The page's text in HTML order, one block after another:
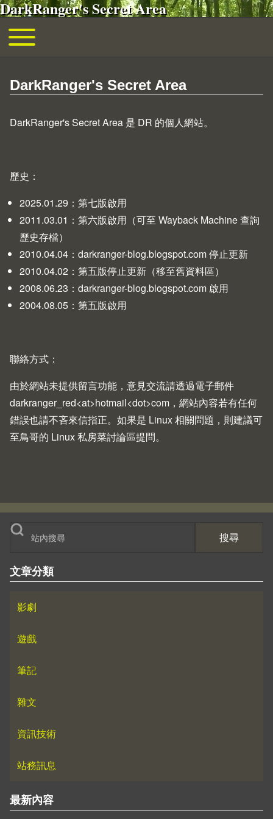
移至主內容
DarkRanger's Secret Area
主導覽
Toggle main menu
搜尋
文章分類
影劇
遊戲
筆記
雜文
資訊技術
站務訊息
最新內容
DarkRanger's Secret Area
DarkRanger's Secret Area 是 DR 的個人網站。
歷史：
2025.01.29：第七版啟用
2011.03.01：第六版啟用（可至 Wayback Machine查詢
歷史存檔）
2010.04.04： darkranger-blog.blogspot.com停止更新
2010.04.02：第五版停止更新（移至舊資料區）
2008.06.23： darkranger-blog.blogspot.com 啟用
2004.08.05：第五版啟用
聯絡方式：
由於網站未提供留言功能，意見交流請透過電子郵件
darkranger_red<at>hotmail<dot>com，網站內容若有任何
錯誤也請不吝來信指正。如果是 Linux 相關問題，則建議可
至鳥哥的 Linux 私房菜討論區提問。